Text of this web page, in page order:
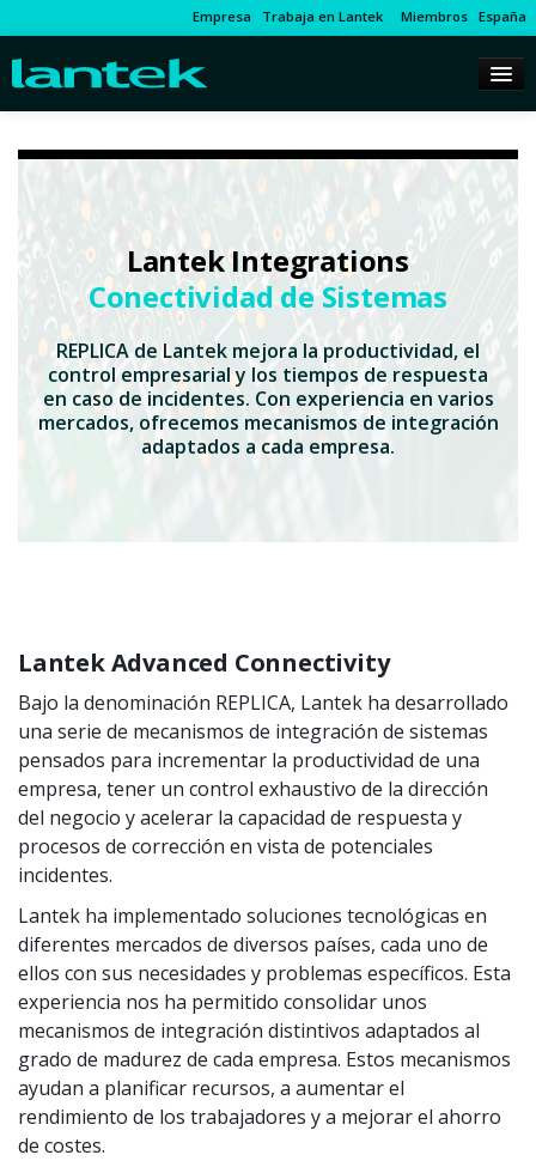
Empresa Trabaja en Lantek Miembros España
Lantek Integrations
Conectividad de Sistemas
REPLICA de Lantek mejora la productividad, el
control empresarial y los tiempos de respuesta
en caso de incidentes. Con experiencia en varios
mercados, ofrecemos mecanismos de integración
adaptados a cada empresa.
Lantek Advanced Connectivity
Bajo la denominación REPLICA, Lantek ha desarrollado
una serie de mecanismos de integración de sistemas
pensados para incrementar la productividad de una
empresa, tener un control exhaustivo de la dirección
del negocio y acelerar la capacidad de respuesta y
procesos de corrección en vista de potenciales
incidentes.
Lantek ha implementado soluciones tecnológicas en
diferentes mercados de diversos países, cada uno de
ellos con sus necesidades y problemas específicos. Esta
experiencia nos ha permitido consolidar unos
mecanismos de integración distintivos adaptados al
grado de madurez de cada empresa. Estos mecanismos
ayudan a planificar recursos, a aumentar el
rendimiento de los trabajadores y a mejorar el ahorro
de costes.